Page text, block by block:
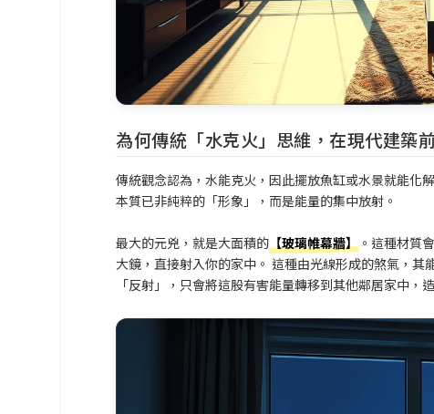
為何傳統「水克火」思維，在現代建築
傳統觀念認為，水能克火，因此擺放魚缸或水景就能化
本質已非純粹的「形象」，而是能量的集中放射。
最大的元兇，就是大面積的 【玻璃帷幕牆】 。這種材質
大鏡，直接射入你的家中。 這種由光線形成的煞氣，
「反射」，只會將這股有害能量轉移到其他鄰居家中，